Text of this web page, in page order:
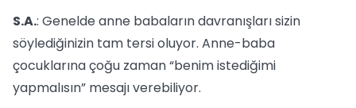
S.A.: Genelde anne babaların davranışları sizin
söylediğinizin tam tersi oluyor. Anne-baba
çocuklarına çoğu zaman “benim istediğimi
yapmalısın” mesajı verebiliyor.